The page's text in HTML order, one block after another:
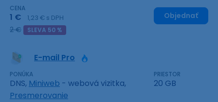
CENA
1 € 1,23 € s DPH
2 € SLEVA 50 %
Objednať
E-mail Pro
PONÚKA
DNS, Miniweb - webová vizitka,
Presmerovanie
PRIESTOR
20 GB